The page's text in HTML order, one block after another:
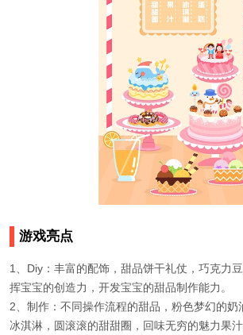
游戏亮点
1、Diy：丰富的配饰，甜品饼干礼仗，巧克力
挥宝宝的创造力，开发宝宝的甜品制作能力。
2、制作：不同操作流程的甜品，粉色梦幻的奶
冰淇淋，圆滚滚的甜甜圈，回味无穷的魅力果